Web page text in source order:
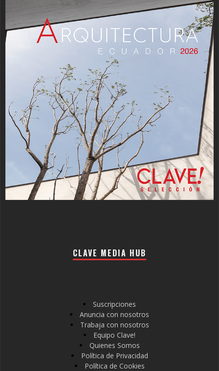
CLAVE MEDIA HUB
Suscripciones
Anuncia con nosotros
Trabaja con nosotros
Equipo Clave!
Quienes Somos
Política de Privacidad
Política de Cookies